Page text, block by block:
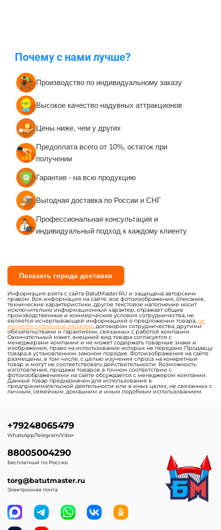
Почему с нами лучше?
Производство по индивидуальному заказу
Высокое качество надувных аттракционов
Цены ниже, чем у других
Предоплата всего от 10%, остаток при
получении
Гарантия - на всю продукцию
Выгодная доставка по России и СНГ
Профессиональная консультация и
индивидуальный подход к каждому клиенту
Показать города доставки
Информация взята с сайта BatutMaster.RU и защищена авторским
правом. Вся информация на сайте, все фотоизображения, описание,
технические характеристики, другое текстовое наполнение носит
исключительно информационный характер, отражает общие
производственные и коммерческие условия сотрудничества, не
является исчерпывающей информацией о предложении товара, не
является публичной офертой, договором сотрудничества, другими
обязательствами и гарантиями, связанных с работой компании.
Окончательный макет, внешний вид товара согласуется с
менеджерами компании и не может содержать товарные знаки и
изображения, право на использование которых не передано Продавцу
товара в установленном законом порядке. Фотоизображения на сайте
размещены, в том числе, с целью изучения спроса на конкретный
товар и могут не соответствовать действительности. Возможность
изготовления, продажи товаров в точном соответствии с
фотоизображениями на сайте обсуждается с менеджером компании.
Данный товар предназначен для использования в
предпринимательской деятельности или в иных целях, не связанных с
личным, семейным, домашним и иным подобным использованием.
+79248065479
WhatsApp/Telegram/Viber
88005004290
Бесплатный по России
torg@batutmaster.ru
Электронная почта